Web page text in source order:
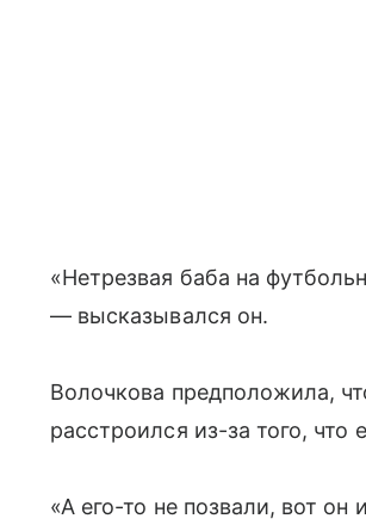
«Нетрезвая баба на
— высказывался он.
Волочкова предположила,
расстроился из-за того, что
«А его-то не позвали, вот